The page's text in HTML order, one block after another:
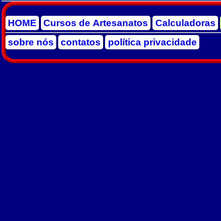
HOME Cursos de Artesanatos Calculadoras
sobre nós
contatos política privacidade